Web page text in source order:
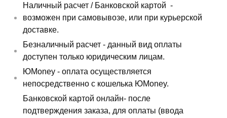
Наличный расчет / Банковской картой -
возможен при самовывозе, или при курьерской
доставке.
Безналичный расчет - данный вид оплаты
доступен только юридическим лицам.
ЮMoney - оплата осуществляется
непосредственно с кошелька ЮMoney.
Банковской картой онлайн- после
подтверждения заказа, для оплаты (ввода